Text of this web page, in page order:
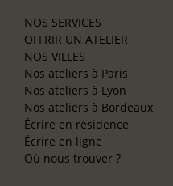
NOS SERVICES
OFFRIR UN ATELIER
NOS VILLES
Nos ateliers à Paris
Nos ateliers à Lyon
Nos ateliers à Bordeaux
Écrire en résidence
Écrire en ligne
Où nous trouver ?